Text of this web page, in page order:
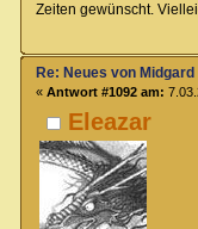
Zeiten gewünscht.
Eleazar
Re: Neues von Midgard
« Antwort #1092 am: